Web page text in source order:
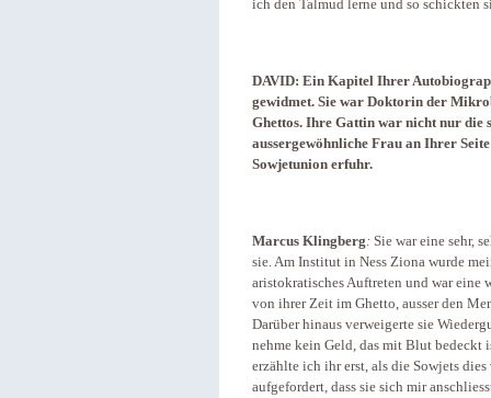
ich den Talmud lerne und so schickten
DAVID: Ein Kapitel Ihrer
gewidmet. Sie war Doktorin der
Ghettos. Ihre Gattin war nicht nur die
aussergewöhnliche Frau an Ihrer
Sowjetunion erfuhr.
Marcus Klingberg : Sie war eine sehr,
sie. Am Institut in Ness Ziona wurde
aristokratisches Auftreten und war eine
von ihrer Zeit im Ghetto, ausser den
Darüber hinaus verweigerte sie
nehme kein Geld, das mit Blut
erzählte ich ihr erst, als die Sowjets
aufgefordert, dass sie sich mir